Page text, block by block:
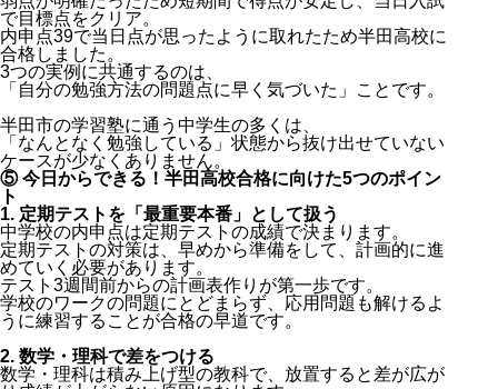
で目標点をクリア。
内申点39で当日点が思ったように取れたため半田高校に
合格しました。
3つの実例に共通するのは、
「自分の勉強方法の問題点に早く気づいた」ことです。
半田市の学習塾に通う中学生の多くは、
「なんとなく勉強している」状態から抜け出せていない
ケースが少なくありません。
⑤ 今日からできる！半田高校合格に向けた5つのポイン
ト
1. 定期テストを「最重要本番」として扱う
中学校の内申点は定期テストの成績で決まります。
定期テストの対策は、早めから準備をして、計画的に進
めていく必要があります。
テスト3週間前からの計画表作りが第一歩です。
学校のワークの問題にとどまらず、応用問題も解けるよ
うに練習することが合格の早道です。
2. 数学・理科で差をつける
数学・理科は積み上げ型の教科で、放置すると差が広が